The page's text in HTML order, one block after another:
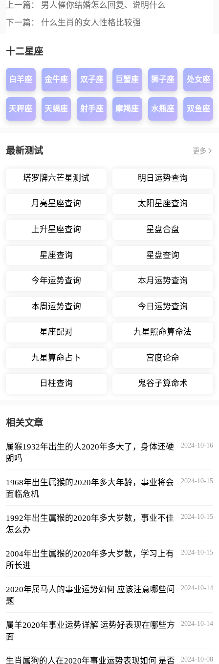
上一篇： 男人催你结婚怎么回复、说明什么
下一篇： 什么生肖的女人性格比较强
十二星座
白羊座 金牛座 双子座 巨蟹座 狮子座 处女座
天秤座 天蝎座 射手座 摩羯座 水瓶座 双鱼座
最新测试 更多
塔罗牌六芒星测试 明日运势查询
月亮星座查询 太阳星座查询
上升星座查询 星盘合盘
星座查询 星盘查询
今年运势查询 本月运势查询
本周运势查询 今日运势查询
星座配对 九星照命算命法
九星算命占卜 宫度论命
日柱查询 鬼谷子算命术
相关文章
属猴1932年出生的人2020年多大了，身体还硬
朗吗
2024-10-16
1968年出生属猴的2020年多大年龄，事业将会
面临危机
2024-10-15
1992年出生属猴的2020年多大岁数，事业不佳
怎么办
2024-10-15
2004年出生属猴的2020年多大岁数，学习上有
所长进
2024-10-15
2020年属马人的事业运势如何 应该注意哪些问
题
2024-10-14
属羊2020年事业运势详解 运势好表现在哪些方
面
2024-10-14
生肖属狗的人在2020年事业运势表现如何 是否 2024-10-08